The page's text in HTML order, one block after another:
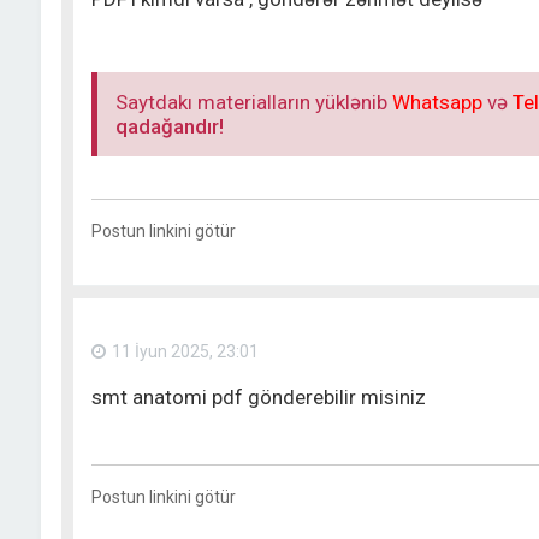
Saytdakı materialların yüklənib Whatsappvə
qadağandır!
Postun linkini götür
11 İyun 2025, 23:01
smt anatomi pdf gönderebilir misiniz
Postun linkini götür